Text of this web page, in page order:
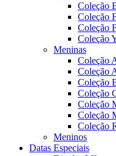
Coleção
Coleção
Coleção
Coleção
Meninas
Coleção
Coleção
Coleção
Coleção
Coleção
Coleção
Coleção
Meninos
Datas Especiais